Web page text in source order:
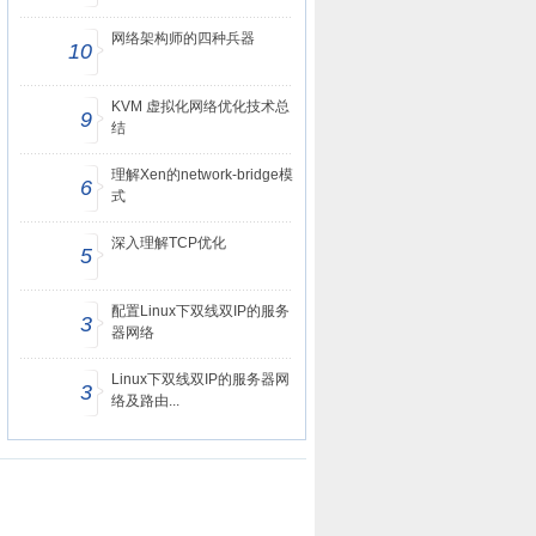
10
网络架构师的四种兵器
9
KVM 虚拟化网络优化技术总
结
6
理解Xen的network-bridge模
式
5
深入理解TCP优化
3
配置Linux下双线双IP的服务
器网络
3
Linux下双线双IP的服务器网
络及路由...